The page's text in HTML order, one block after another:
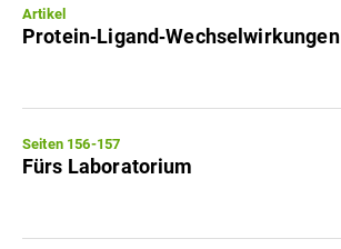
Artikel
Protein‐Ligand‐Wechselwirkungen
Seiten 156-157
Fürs Laboratorium